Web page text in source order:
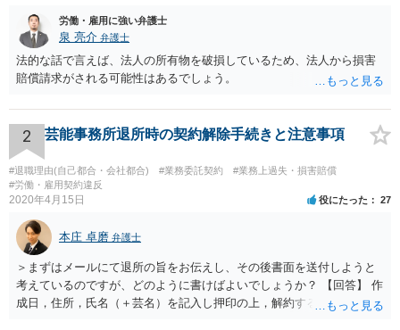
労働・雇用に強い弁護士
泉 亮介 弁護士
法的な話で言えば、法人の所有物を破損しているため、法人から損害
賠償請求がされる可能性はあるでしょう。
2 芸能事務所退所時の契約解除手続きと注意事項
#退職理由(自己都合・会社都合) #業務委託契約
#業務上過失・損害賠償
#労働・雇用契約違反
2020年4月15日 役にたった 27
本庄 卓磨 弁護士
＞まずはメールにて退所の旨をお伝えし、その後書面を送付しようと
考えているのですが、どのように書けばよいでしょうか？ 【回答】 作
成日，住所，氏名（＋芸名）を記入し押印の上，解約する旨を伝える